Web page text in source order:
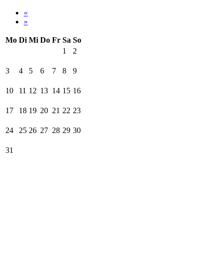
«
»
Mo Di Mi Do Fr Sa So
1
2
3 4 5 6 7 8 9
10 11 12 13 14 15 16
17 18 19 20 21 22 23
24 25 26 27 28 29 30
31